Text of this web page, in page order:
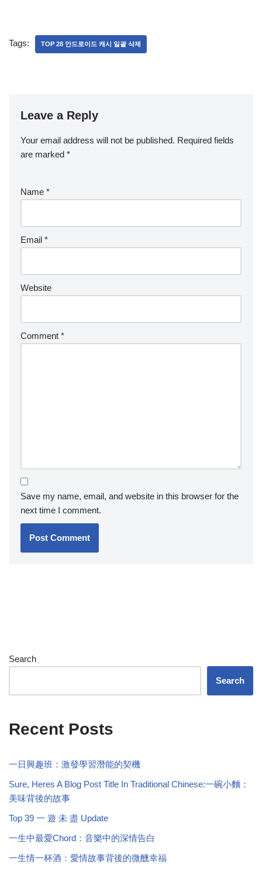
Tags: TOP 28 안드로이드 캐시 일괄 삭제
Leave a Reply
Your email address will not be published. Required fields
are marked *
Name *
Email *
Website
Comment *
Save my name, email, and website in this browser for the
next time I comment.
Search
Search
Recent Posts
一日興趣班：激發學習潛能的契機
Sure, Heres A Blog Post Title In Traditional Chinese:一碗小麵：
美味背後的故事
Top 39 一 遊 未 盡 Update
一生中最愛Chord：音樂中的深情告白
一生情一杯酒：愛情故事背後的微醺幸福